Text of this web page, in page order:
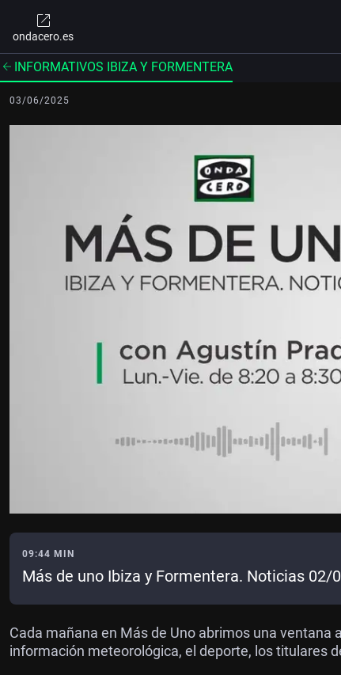
ondacero.es
INFORMATIVOS IBIZA Y FORMENTERA
03/06/2025
09:44 MIN
Más de uno Ibiza y Formentera. Noticias 02/
Cada mañana en Más de Uno abrimos una
información meteorológica, el deporte, los titulares